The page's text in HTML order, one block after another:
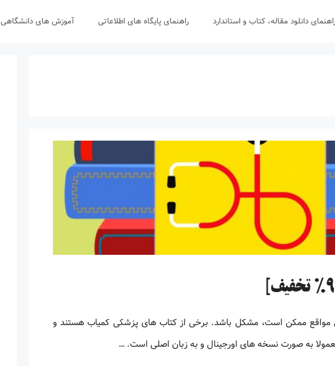
دانلود مقاله، کتاب و استاندارد راهنمای پایگاه های اطلاعاتی آموزش های دانشگاهی
مواقع ممکن است، مشکل باشد. برخی از کتاب های پزشکی کمیاب هستند و
به صورت نسخه های اورجینال و به زبان اصلی است. …